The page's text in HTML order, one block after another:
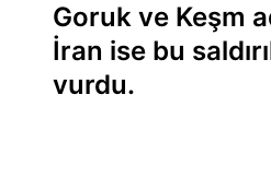
Goruk ve Keşm
İran ise bu
vurdu.